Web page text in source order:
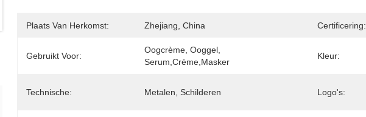
Plaats Van Herkomst: Zhejiang, China Certificering:
Gebruikt Voor:
Oogcrème, Ooggel,
Serum,crème,masker
Kleur:
Technische: Metalen, Schilderen Logo's: